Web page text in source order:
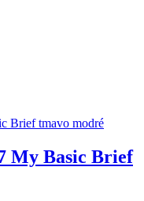
My Basic Brief